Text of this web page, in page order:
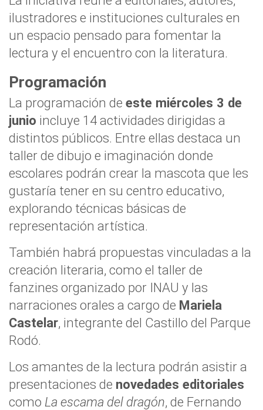
ilustradores e instituciones culturales en
un espacio pensado para fomentar la
lectura y el encuentro con la literatura.
Programación
La programación de este miércoles 3 de
junio incluye 14 actividades dirigidas a
distintos públicos. Entre ellas destaca un
taller de dibujo e imaginación donde
escolares podrán crear la mascota que les
gustaría tener en su centro educativo,
explorando técnicas básicas de
representación artística.
También habrá propuestas vinculadas a la
creación literaria, como el taller de
fanzines organizado por INAU y las
narraciones orales a cargo de Mariela
Castelar, integrante del Castillo del Parque
Rodó.
Los amantes de la lectura podrán asistir a
presentaciones de novedades editoriales
como La escama del dragón, de Fernando